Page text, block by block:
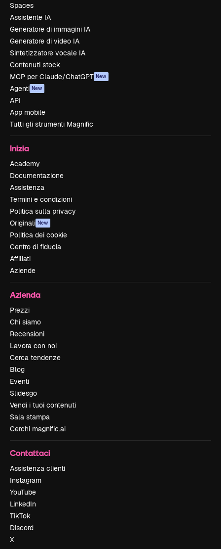
Spaces
Assistente IA
Generatore di immagini IA
Generatore di video IA
Sintetizzatore vocale IA
Contenuti stock
MCP per Claude/ChatGPT New
Agenti New
API
App mobile
Tutti gli strumenti Magnific
Inizia
Academy
Documentazione
Assistenza
Termini e condizioni
Politica sulla privacy
Originali New
Politica dei cookie
Centro di fiducia
Affiliati
Aziende
Azienda
Prezzi
Chi siamo
Recensioni
Lavora con noi
Cerca tendenze
Blog
Eventi
Slidesgo
Vendi i tuoi contenuti
Sala stampa
Cerchi magnific.ai
Contattaci
Assistenza clienti
Instagram
YouTube
LinkedIn
TikTok
Discord
X